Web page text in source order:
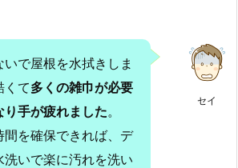
セイ
で屋根を水拭きしま
くて多くの雑巾が必要
手が疲れました。
を確保できれば、デ
洗いで楽に汚れを洗い